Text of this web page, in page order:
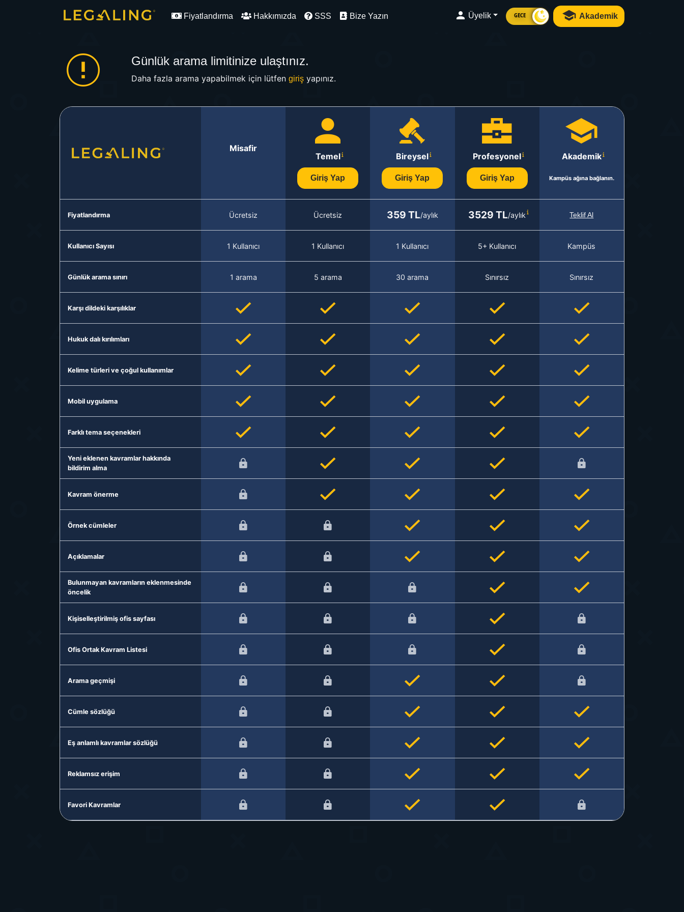
Fiyatlandırma Hakkımızda SSS Bize Yazın Üyelik GECE Akademik
Günlük arama limitinize ulaştınız.
Daha fazla arama yapabilmek için lütfen girişyapınız.
Misafir
Temel
Giriş Yap
Bireysel
Giriş Yap
Profesyonel
Giriş Yap
Akademik
Kampüs ağına bağlanın.
Fiyatlandırma Ücretsiz Ücretsiz 359 TL/aylık 3529 TL/aylık Teklif Al
Kullanıcı Sayısı 1 Kullanıcı 1 Kullanıcı 1 Kullanıcı 5+ Kullanıcı Kampüs
Günlük arama sınırı 1 arama 5 arama 30 arama Sınırsız Sınırsız
Karşı dildeki karşılıklar
Hukuk dalı kırılımları
Kelime türleri ve çoğul kullanımlar
Mobil uygulama
Farklı tema seçenekleri
Yeni eklenen kavramlar hakkında
bildirim alma
Kavram önerme
Örnek cümleler
Açıklamalar
Bulunmayan kavramların eklenmesinde
öncelik
Kişiselleştirilmiş ofis sayfası
Ofis Ortak Kavram Listesi
Arama geçmişi
Cümle sözlüğü
Eş anlamlı kavramlar sözlüğü
Reklamsız erişim
Favori Kavramlar